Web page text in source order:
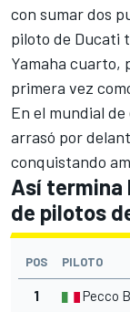
con sumar dos
piloto de Ducati
Yamaha cuarto,
primera vez
En el mundial
arrasó por
conquistando
Así termina
de pilotos
POS PILOTO
1 Pecco